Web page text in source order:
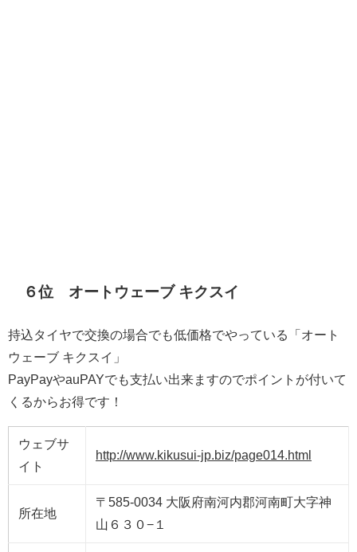
６位 オートウェーブ キクスイ
持込タイヤで交換の場合でも低価格でやっている「オート
ウェーブ キクスイ」
PayPayやauPAYでも支払い出来ますのでポイントが付いて
くるからお得です！
ウェブサ
イト
http://www.kikusui-jp.biz/page014.html
所在地
〒585-0034 大阪府南河内郡河南町大字神
山６３０−１